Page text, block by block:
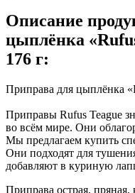
Описание
цыплёнка
176 г:
Приправа для цыплёнка
Приправы Rufus Teague
во всём мире. Они
Мы предлагаем купить
Они подходят для
добавляют в куриную
Приправа острая, пряная,